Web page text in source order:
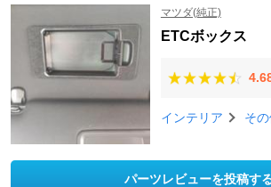
マツダ(純正)
ETCボックス
インテリア そ
パーツレビューを投稿す